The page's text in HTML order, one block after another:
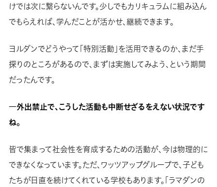
けでは次に繋らないんです。少しでもカリキュラムに組み込ん
でもらえれば、学んだことが活かせ、継続できます。
ヨルダンでどうやって「特別活動」を活用できるのか、まだ手
探りのところがあるので、まずは実施してみよう、という期間
だったんです。
―外出禁止で、こうした活動も中断せざるをえない状況です
ね。
皆で集まって社会性を育成するための活動が、今は物理的に
できなくなっています。ただ、ワッツアップグループで、子ども
たちが日直を続けてくれている学校もあります。「ラマダンの